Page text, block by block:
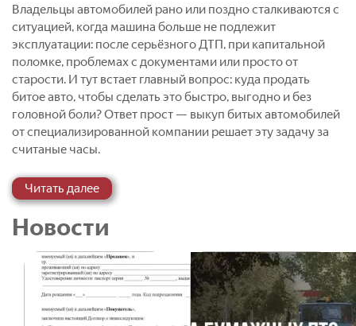
Владельцы автомобилей рано или поздно сталкиваются с
ситуацией, когда машина больше не подлежит
эксплуатации: после серьёзного ДТП, при капитальной
поломке, проблемах с документами или просто от
старости. И тут встает главный вопрос: куда продать
битое авто, чтобы сделать это быстро, выгодно и без
головной боли? Ответ прост — выкуп битых автомобилей
от специализированной компании решает эту задачу за
считаные часы.
Выкуп битых автомобилей, авто после ДТП, аварийных и
неисправных машин в Москве и области — быстро,
честно, дорого
Современный автоворонок — это не только покупка и
продажа машин. Для многих автовладельцев реальной
проблемой становится ситуация, когда транспортное
средство внезапно выходит из строя, попадает в аварию
или теряет способность двигаться. В таких случаях встает
Читать далее
Новости